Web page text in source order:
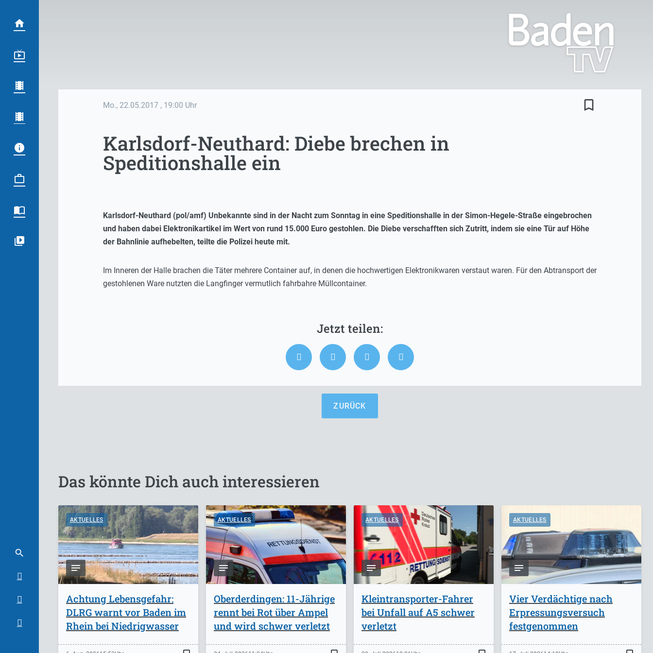
Mo., 22.05.2017 , 19:00 Uhr bookmark_border
Karlsdorf-Neuthard: Diebe brechen in
Speditionshalle ein
Karlsdorf-Neuthard (pol/amf) Unbekannte sind in der Nacht zum Sonntag in eine Speditionshalle in der Simon-Hegele-Straße eingebrochen
und haben dabei Elektronikartikel im Wert von rund 15.000 Euro gestohlen. Die Diebe verschafften sich Zutritt, indem sie eine Tür auf Höhe
der Bahnlinie aufhebelten, teilte die Polizei heute mit.
Im Inneren der Halle brachen die Täter mehrere Container auf, in denen die hochwertigen Elektronikwaren verstaut waren. Für den Abtransport der
gestohlenen Ware nutzten die Langfinger vermutlich fahrbahre Müllcontainer.
ZURÜCK
Das könnte Dich auch interessieren
AKTUELLES
Achtung Lebensgefahr:
DLRG warnt vor Baden im
Rhein bei Niedrigwasser
AKTUELLES
Oberderdingen: 11-Jährige
rennt bei Rot über Ampel
und wird schwer verletzt
AKTUELLES
Kleintransporter-Fahrer
bei Unfall auf A5 schwer
verletzt
AKTUELLES
Vier Verdächtige nach
Erpressungsversuch
festgenommen